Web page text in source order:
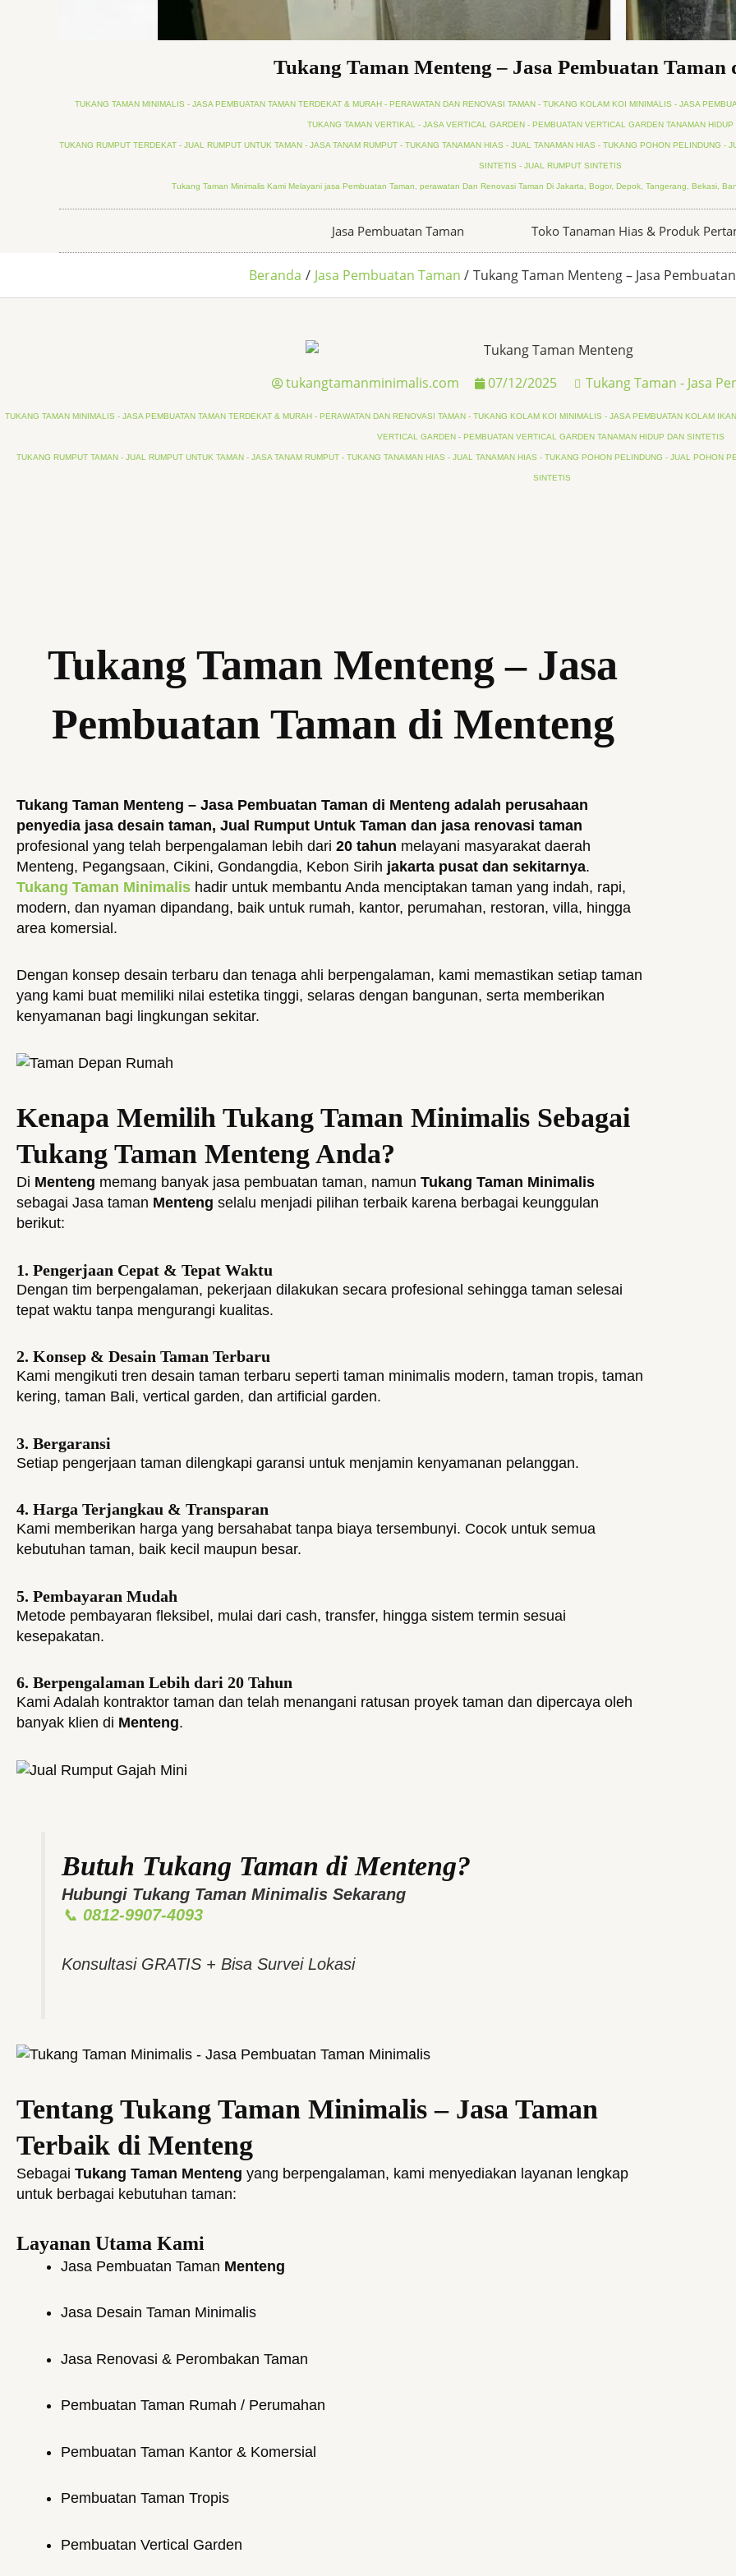
Tukang Taman Menteng – Jasa Pembuatan Taman
TUKANG TAMAN MINIMALIS - JASA PEMBUATAN TAMAN TERDEKAT & MURAH - PERAWATAN DAN RENOVASI TAMAN - TUKANG KOLAM KOI MINIMALIS - JASA
TUKANG TAMAN VERTIKAL - JASA VERTICAL GARDEN - PEMBUATAN VERTICAL GARDEN TANAMAN HIDUP
TUKANG RUMPUT TERDEKAT - JUAL RUMPUT UNTUK TAMAN - JASA TANAM RUMPUT - TUKANG TANAMAN HIAS - JUAL TANAMAN HIAS - TUKANG POHON PELINDUNG
SINTETIS - JUAL RUMPUT SINTETIS
Tukang Taman Minimalis Kami Melayani jasa Pembuatan Taman, perawatan Dan Renovasi Taman Di Jakarta, Bogor, Depok, Tangerang, Bekasi,
Jasa Pembuatan Taman Toko Tanaman Hias & Produk
Beranda Jasa Pembuatan Taman Tukang Taman Menteng – Jasa
tukangtamanminimalis.com 07/12/2025 Tukang Taman - Jasa
TUKANG TAMAN MINIMALIS - JASA PEMBUATAN TAMAN TERDEKAT & MURAH - PERAWATAN DAN RENOVASI TAMAN - TUKANG KOLAM KOI MINIMALIS - JASA PEMBUATAN KOLAM
VERTICAL GARDEN - PEMBUATAN VERTICAL GARDEN TANAMAN HIDUP DAN SINTETIS
TUKANG RUMPUT TAMAN - JUAL RUMPUT UNTUK TAMAN - JASA TANAM RUMPUT - TUKANG TANAMAN HIAS - JUAL TANAMAN HIAS - TUKANG POHON PELINDUNG - JUAL POHON
SINTETIS
Tukang Taman Menteng – Jasa
Pembuatan Taman di Menteng
Tukang Taman Menteng – Jasa Pembuatan Taman di Menteng adalah perusahaan
penyedia jasa desain taman, Jual Rumput Untuk Taman dan jasa renovasi taman
profesional yang telah berpengalaman lebih dari 20 tahun melayani masyarakat daerah
Menteng, Pegangsaan, Cikini, Gondangdia, Kebon Sirih jakarta pusat dan sekitarnya.
Tukang Taman Minimalis hadir untuk membantu Anda menciptakan taman yang indah, rapi,
modern, dan nyaman dipandang, baik untuk rumah, kantor, perumahan, restoran, villa, hingga
area komersial.
Dengan konsep desain terbaru dan tenaga ahli berpengalaman, kami memastikan setiap taman
yang kami buat memiliki nilai estetika tinggi, selaras dengan bangunan, serta memberikan
kenyamanan bagi lingkungan sekitar.
Kenapa Memilih Tukang Taman Minimalis Sebagai
Tukang Taman Menteng Anda?
Di Menteng memang banyak jasa pembuatan taman, namun Tukang Taman Minimalis
sebagai Jasa taman Menteng selalu menjadi pilihan terbaik karena berbagai keunggulan
berikut:
1. Pengerjaan Cepat & Tepat Waktu
Dengan tim berpengalaman, pekerjaan dilakukan secara profesional sehingga taman selesai
tepat waktu tanpa mengurangi kualitas.
2. Konsep & Desain Taman Terbaru
Kami mengikuti tren desain taman terbaru seperti taman minimalis modern, taman tropis, taman
kering, taman Bali, vertical garden, dan artificial garden.
3. Bergaransi
Setiap pengerjaan taman dilengkapi garansi untuk menjamin kenyamanan pelanggan.
4. Harga Terjangkau & Transparan
Kami memberikan harga yang bersahabat tanpa biaya tersembunyi. Cocok untuk semua
kebutuhan taman, baik kecil maupun besar.
5. Pembayaran Mudah
Metode pembayaran fleksibel, mulai dari cash, transfer, hingga sistem termin sesuai
kesepakatan.
6. Berpengalaman Lebih dari 20 Tahun
Kami Adalah kontraktor taman dan telah menangani ratusan proyek taman dan dipercaya oleh
banyak klien di Menteng.
Butuh Tukang Taman di Menteng?
Hubungi Tukang Taman Minimalis Sekarang
📞 0812-9907-4093
Konsultasi GRATIS + Bisa Survei Lokasi
Tentang Tukang Taman Minimalis – Jasa Taman
Terbaik di Menteng
Sebagai Tukang Taman Menteng yang berpengalaman, kami menyediakan layanan lengkap
untuk berbagai kebutuhan taman:
Layanan Utama Kami
Jasa Pembuatan Taman Menteng
Jasa Desain Taman Minimalis
Jasa Renovasi & Perombakan Taman
Pembuatan Taman Rumah / Perumahan
Pembuatan Taman Kantor & Komersial
Pembuatan Taman Tropis
Pembuatan Vertical Garden